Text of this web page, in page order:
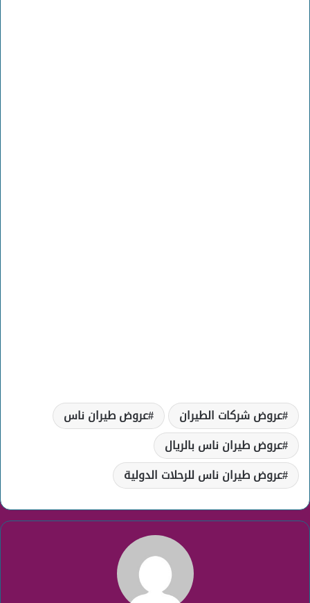
عروض شركات الطيران
عروض طيران ناس
عروض طيران ناس بالريال
عروض طيران ناس للرحلات الدولية